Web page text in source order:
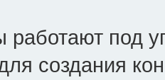
под
создания